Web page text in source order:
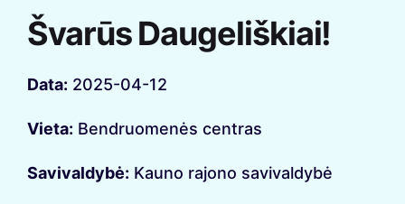
Švarūs Daugeliškiai!
Data: 2025-04-12
Vieta: Bendruomenės centras
Savivaldybė: Kauno rajono savivaldybė